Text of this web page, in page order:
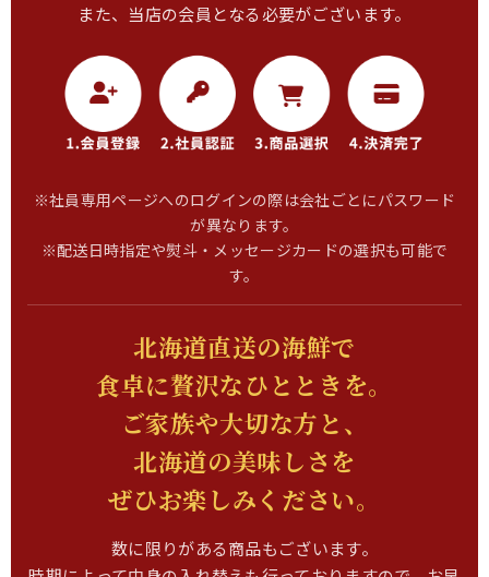
また、当店の会員となる必要がございます。
※社員専用ページへのログインの際は会社ごとにパスワード
が異なります。
※配送日時指定や熨斗・メッセージカードの選択も可能で
す。
北海道直送の海鮮で
食卓に贅沢なひとときを。
ご家族や大切な方と、
北海道の美味しさを
ぜひお楽しみください。
数に限りがある商品もございます。